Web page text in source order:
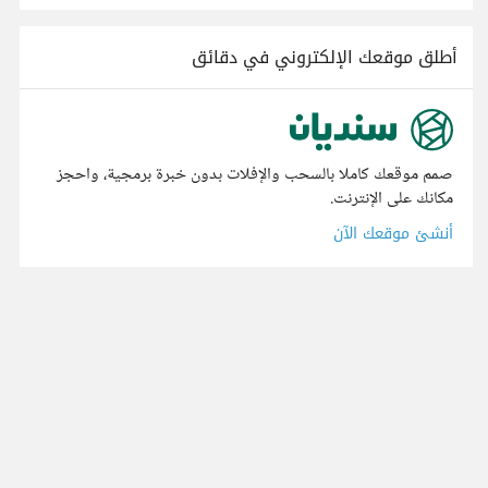
أطلق موقعك الإلكتروني في دقائق
صمم موقعك كاملا بالسحب والإفلات بدون خبرة برمجية، واحجز
مكانك على الإنترنت.
أنشئ موقعك الآن